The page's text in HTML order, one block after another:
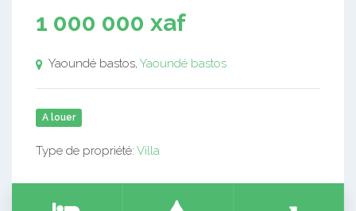
1 000 000 xaf
Yaoundé bastos, Yaoundé bastos
A louer
Type de propriété: Villa